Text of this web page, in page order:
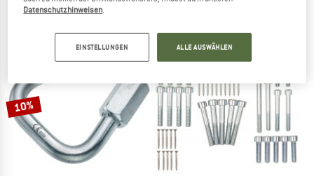
5,0(2)
10%
Datenschutzhinweisen
EINSTELLUNGEN ALLE AUSWÄHLEN